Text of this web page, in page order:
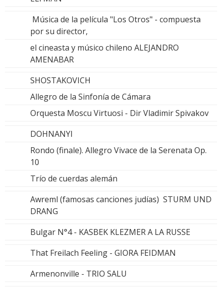
Música de la película "Los Otros" - compuesta
por su director,
el cineasta y músico chileno ALEJANDRO
AMENABAR
SHOSTAKOVICH
Allegro de la Sinfonía de Cámara
Orquesta Moscu Virtuosi - Dir Vladimir Spivakov
DOHNANYI
Rondo (finale). Allegro Vivace de la Serenata Op.
10
Trío de cuerdas alemán
Awreml (famosas canciones judías) STURM UND
DRANG
Bulgar N°4 - KASBEK KLEZMER A LA RUSSE
That Freilach Feeling - GIORA FEIDMAN
Armenonville - TRIO SALU